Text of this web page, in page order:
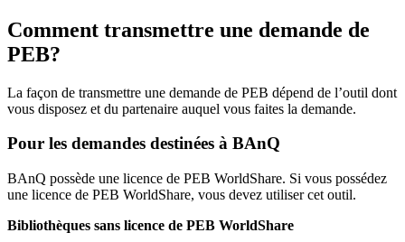
Comment transmettre une demande de
PEB?
La façon de transmettre une demande de PEB dépend de l’outil dont
vous disposez et du partenaire auquel vous faites la demande.
Pour les demandes destinées à BAnQ
BAnQ possède une licence de PEB WorldShare. Si vous possédez
une licence de PEB WorldShare, vous devez utiliser cet outil.
Bibliothèques sans licence de PEB WorldShare